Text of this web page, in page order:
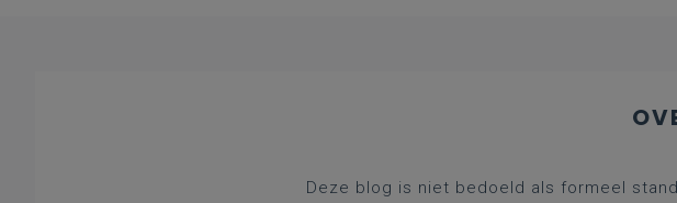
Deze blog is niet bedoeld als formeel